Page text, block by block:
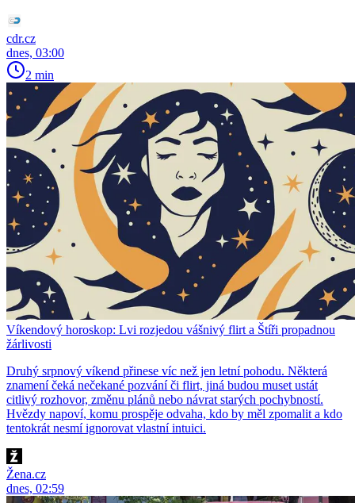
cdr.cz
dnes, 03:00
2 min
Víkendový horoskop: Lvi rozjedou vášnivý flirt a Štíři propadnou
žárlivosti
Druhý srpnový víkend přinese víc než jen letní pohodu. Některá
znamení čeká nečekané pozvání či flirt, jiná budou muset ustát
citlivý rozhovor, změnu plánů nebo návrat starých pochybností.
Hvězdy napoví, komu prospěje odvaha, kdo by měl zpomalit a kdo
tentokrát nesmí ignorovat vlastní intuici.
Žena.cz
dnes, 02:59